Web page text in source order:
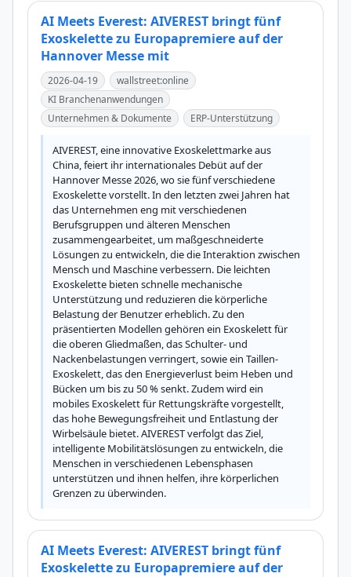
AI Meets Everest: AIVEREST bringt fünf
Exoskelette zu Europapremiere auf der
Hannover Messe mit
2026-04-19
wallstreet:online
KI Branchenanwendungen
Unternehmen & Dokumente
ERP-Unterstützung
AIVEREST, eine innovative Exoskelettmarke aus
China, feiert ihr internationales Debüt auf der
Hannover Messe 2026, wo sie fünf verschiedene
Exoskelette vorstellt. In den letzten zwei Jahren hat
das Unternehmen eng mit verschiedenen
Berufsgruppen und älteren Menschen
zusammengearbeitet, um maßgeschneiderte
Lösungen zu entwickeln, die die Interaktion zwischen
Mensch und Maschine verbessern. Die leichten
Exoskelette bieten schnelle mechanische
Unterstützung und reduzieren die körperliche
Belastung der Benutzer erheblich. Zu den
präsentierten Modellen gehören ein Exoskelett für
die oberen Gliedmaßen, das Schulter- und
Nackenbelastungen verringert, sowie ein Taillen-
Exoskelett, das den Energieverlust beim Heben und
Bücken um bis zu 50 % senkt. Zudem wird ein
mobiles Exoskelett für Rettungskräfte vorgestellt,
das hohe Bewegungsfreiheit und Entlastung der
Wirbelsäule bietet. AIVEREST verfolgt das Ziel,
intelligente Mobilitätslösungen zu entwickeln, die
Menschen in verschiedenen Lebensphasen
unterstützen und ihnen helfen, ihre körperlichen
Grenzen zu überwinden.
AI Meets Everest: AIVEREST bringt fünf
Exoskelette zu Europapremiere auf der